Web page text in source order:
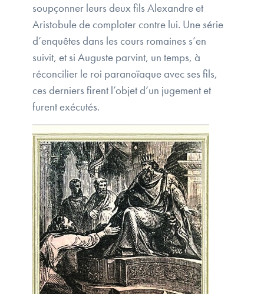
soupçonner leurs deux fils Alexandre et
Aristobule de comploter contre lui. Une série
d’enquêtes dans les cours romaines s’en
suivit, et si Auguste parvint, un temps, à
réconcilier le roi paranoïaque avec ses fils,
ces derniers firent l’objet d’un jugement et
furent exécutés.